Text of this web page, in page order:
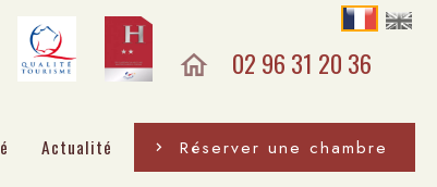
02 96 31 20 36
Actualité Réserver une chambre